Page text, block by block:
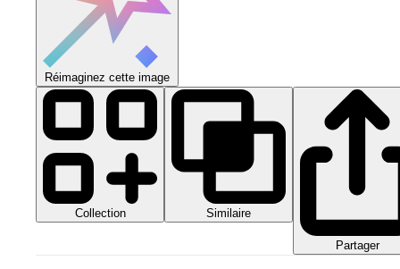
Réimaginez cette image
Collection Similaire
Partager